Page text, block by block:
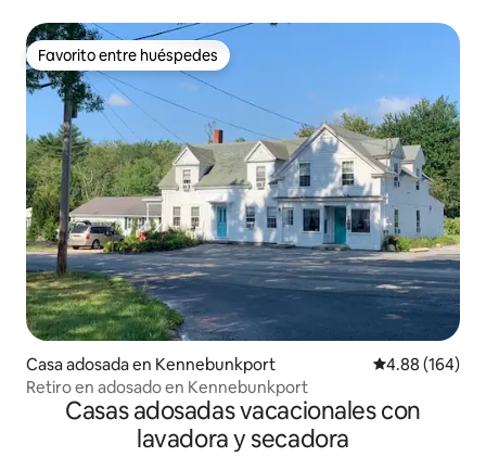
Favorito entre huéspedes
Favorito entre huéspedes
Casa adosada en Kennebunkport Calificación
4.88 (164)
Retiro en adosado en Kennebunkport
Casas adosadas vacacionales con
lavadora y secadora